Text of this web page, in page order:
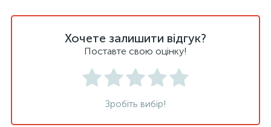
Хочете залишити відгук?
Поставте свою оцінку!
Зробіть вибір!